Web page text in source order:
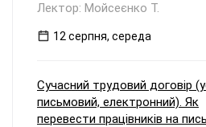
Лектор: Мойсеєнко Т.
12 серпня, середа
Сучасний трудовий договір
письмовий, електронний). Як
перевести працівників на